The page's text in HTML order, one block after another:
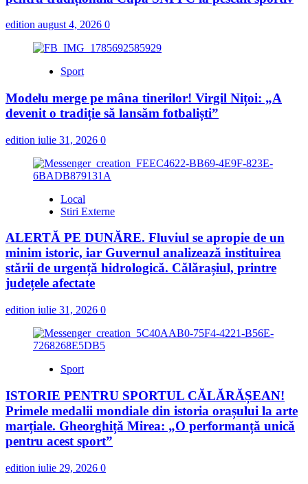
edition august 4, 2026 0
Sport
Modelu merge pe mâna tinerilor! Virgil Nițoi: „A
devenit o tradiție să lansăm fotbaliști”
edition iulie 31, 2026 0
Local
Stiri Externe
ALERTĂ PE DUNĂRE. Fluviul se apropie de un
minim istoric, iar Guvernul analizează instituirea
stării de urgență hidrologică. Călărașiul, printre
județele afectate
edition iulie 31, 2026 0
Sport
ISTORIE PENTRU SPORTUL CĂLĂRĂȘEAN!
Primele medalii mondiale din istoria orașului la arte
marțiale. Gheorghiță Mirea: „O performanță unică
pentru acest sport”
edition iulie 29, 2026 0